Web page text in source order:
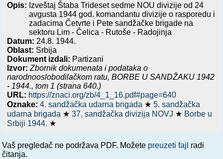
Opis: Izveštaj Štaba Trideset sedme NOU divizije od 24
avgusta 1944 god. komandantu divizije o rasporedu i
zadacima Četvrte i Pete sandžačke brigade na
sektoru Lim - Čelica - Rutoše - Radojinja
Datum: 24.8. 1944.
Oblast: Srbija
Dokument izdali: Partizani
Izvor: Zbornik dokumenata i podataka o
narodnooslobodilačkom ratu,BORBE U SANDŽAKU 1942
- 1944., tom 1 (strana 640.)
URL: https://znaci.org/zb/4_1_16.pdf#page=640
Oznake:4. sandžačka udarna brigada ★5. sandžačka
udarna brigada ★37. sandžačka divizija NOVJ ★ Borbe u
Srbiji 1944. ★
Vaš pregledač ne podržava PDF. Možete preuzeti fajl radi
čitanja.